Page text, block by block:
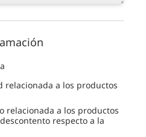
relacionada a los productos
relacionada a los productos
respecto a la